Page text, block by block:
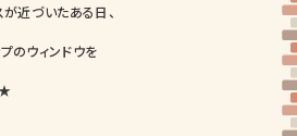
が近づいたある日、
のウィンドウを